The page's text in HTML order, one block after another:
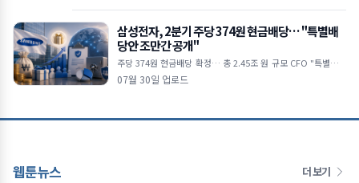
삼성전자, 2분기 주당 374원 현금배당… "특별배
당안 조만간 공개"
주당 374원 현금배당 확정… 총 2.45조 원 규모 CFO "특별배당
포함 주주환원안 신속히 발표할 것" 미국 ADR 상장설엔 선 그어…
07월 30일 업로드
웹툰뉴스 더 보기